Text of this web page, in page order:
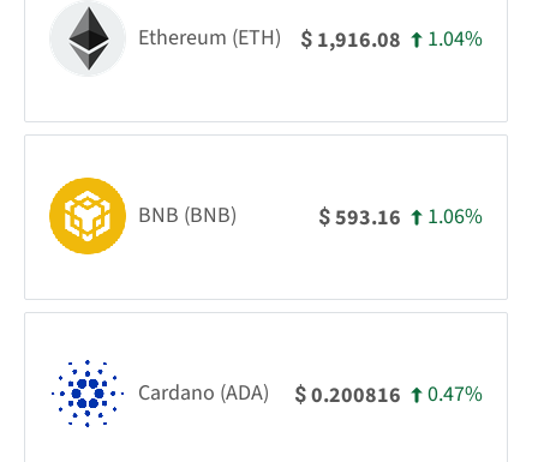
Ethereum (ETH) $ 1,916.08 1.04%
BNB (BNB) $593.16 1.06%
Cardano (ADA) $0.200816 0.47%